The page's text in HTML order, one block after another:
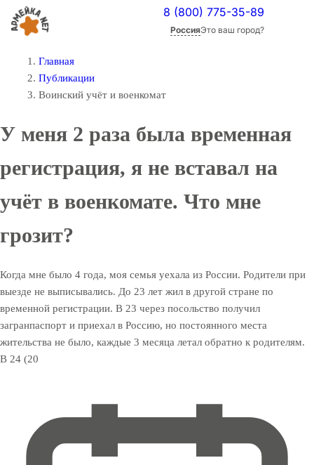
8 (800) 775-35-89
РоссияЭто ваш город?
Главная
Публикации
Воинский учёт и военкомат
У меня 2 раза была временная
регистрация, я не вставал на
учёт в военкомате. Что мне
грозит?
Когда мне было 4 года, моя семья уехала из России. Родители при
выезде не выписывались. До 23 лет жил в другой стране по
временной регистрации. В 23 через посольство получил
загранпаспорт и приехал в Россию, но постоянного места
жительства не было, каждые 3 месяца летал обратно к родителям.
В 24 (20